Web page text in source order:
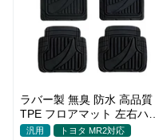
ラバー製 無臭 防水 高品質
TPE フロアマット 左右ハン
ドル 厚手 汚れ防止 DIY
汎用 トヨタ MR2対応